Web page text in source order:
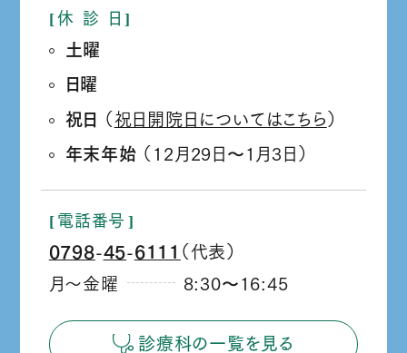
休 診 日
土曜
日曜
祝日 （ 祝日開院日についてはこちら ）
年末年始 （12月29日
1月3日）
電話番号
0798
‐
45 6111 （代表）
月～金曜
8:30
16:45
診療科の一覧を見る